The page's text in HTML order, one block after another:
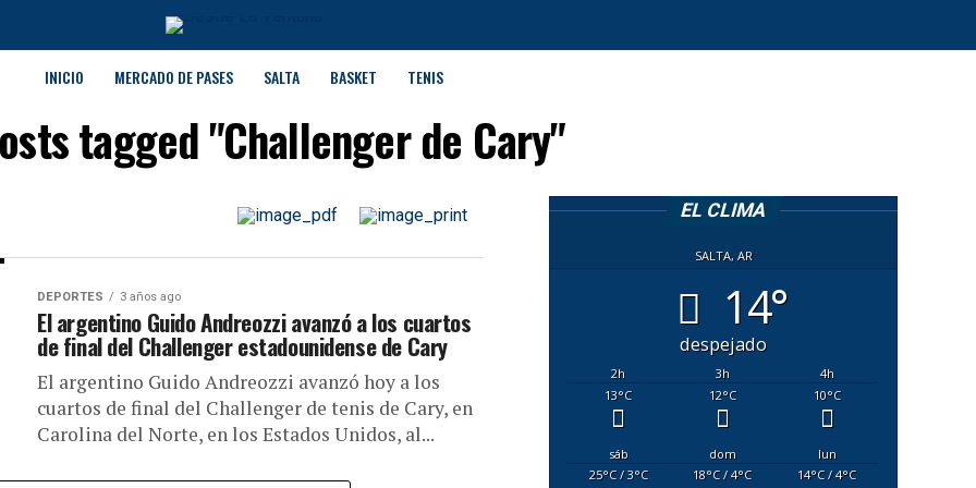
INICIO MERCADO DE PASES SALTA BASKET TENIS
tagged "Challenger de Cary"
DEPORTES 3 años ago
El argentino Guido Andreozzi avanzó a los cuartos
de final del Challenger estadounidense de Cary
El argentino Guido Andreozzi avanzó hoy a los
cuartos de final del Challenger de tenis de Cary, en
Carolina del Norte, en los Estados Unidos, al...
EL CLIMA
SALTA, AR
14°
despejado
2h 3h 4h
13°C 12°C 10°C
sáb dom
lun
25°C/ 3°C 18°C/ 4°C 14°C/ 4°C